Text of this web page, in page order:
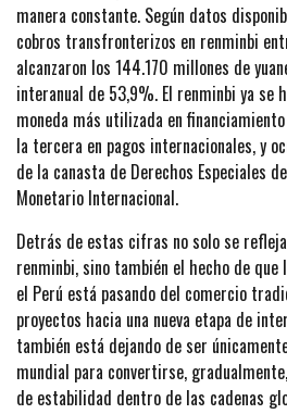
manera constante. Según datos
cobros transfronterizos en renminbi
alcanzaron los 144.170 millones de
interanual de 53,9%. El renminbi ya se
moneda más utilizada en
la tercera en pagos internacionales, y
de la canasta de Derechos Especiales
Monetario Internacional.
Detrás de estas cifras no solo se
renminbi, sino también el hecho de que
el Perú está pasando del comercio
proyectos hacia una nueva etapa de
también está dejando de ser
mundial para convertirse,
de estabilidad dentro de las cadenas